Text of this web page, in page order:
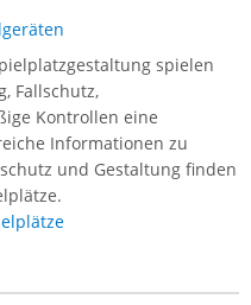
spielen
Fallschutz,
Kontrollen eine
Informationen zu
und Gestaltung finden